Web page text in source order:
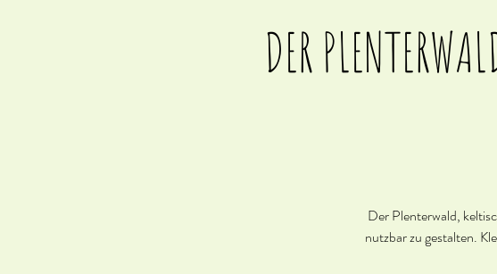
DER
Der Plenterwald,
nutzbar zu gestalten.